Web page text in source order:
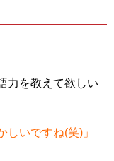
力を教えて欲しい
いですね(笑)」